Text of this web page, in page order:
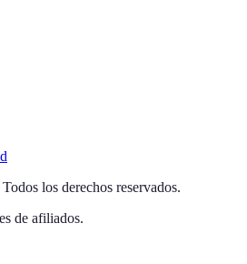
Todos los derechos reservados.
de afiliados.